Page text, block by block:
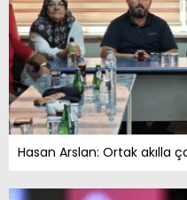
Hasan Arslan: Ortak akılla